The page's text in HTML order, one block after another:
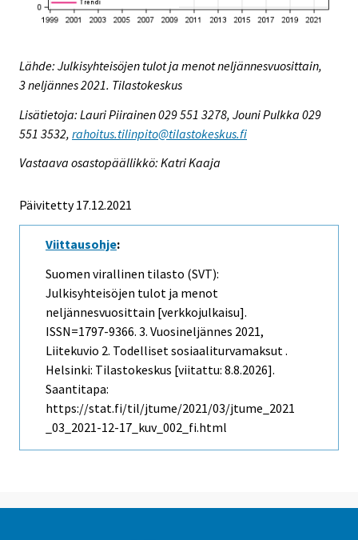
Lähde: Julkisyhteisöjen tulot ja menot neljännesvuosittain,
3 neljännes 2021. Tilastokeskus
Lisätietoja: Lauri Piirainen 029 551 3278, Jouni Pulkka 029
551 3532, rahoitus.tilinpito@tilastokeskus.fi
Vastaava osastopäällikkö: Katri Kaaja
Päivitetty 17.12.2021
Viittausohje:
Suomen virallinen tilasto (SVT):
Julkisyhteisöjen tulot ja menot
neljännesvuosittain [verkkojulkaisu].
ISSN=1797-9366. 3. Vuosineljännes 2021,
Liitekuvio 2. Todelliset sosiaaliturvamaksut .
Helsinki: Tilastokeskus [viitattu: 8.8.2026].
Saantitapa:
https://stat.fi/til/jtume/2021/03/jtume_2021
_03_2021-12-17_kuv_002_fi.html